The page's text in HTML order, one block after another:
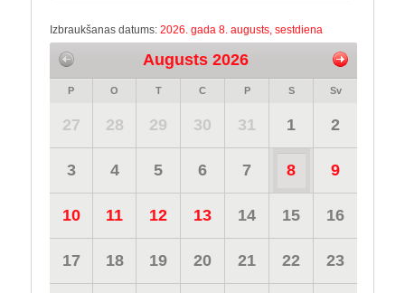
Izbraukšanas datums: 2026. gada 8. augusts, sestdiena
Augusts 2026
P O T C P S Sv
27 28 29 30 31 1 2
3 4 5 6 7 8 9
10 11 12 13 14 15 16
17 18 19 20 21 22 23